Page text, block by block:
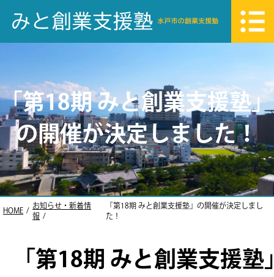
「第18期 みと創業支援塾」
の開催が決定しました！
HOME
お知らせ・新着情
報
「第18期 みと創業支援塾」の開催が決定しまし
た！
「第18期 みと創業支援